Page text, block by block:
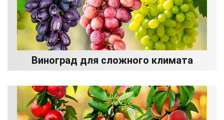
Виноград для сложного климата